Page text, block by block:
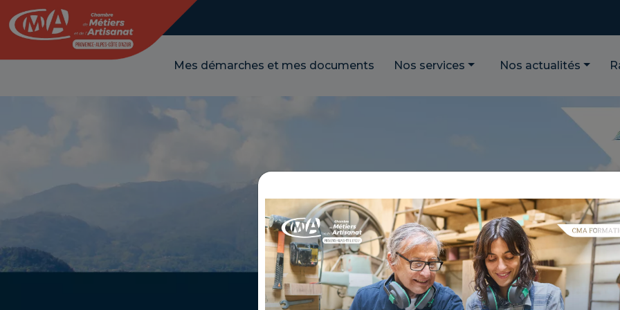
Mes démarches et mes documents Nos services Nos actualités
Panneau de gestion des cookies